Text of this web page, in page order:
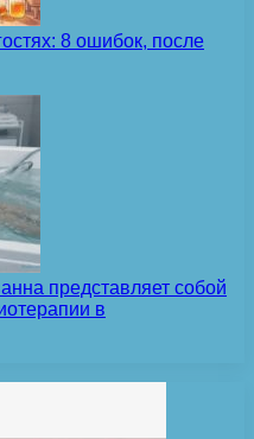
8 ошибок, после
представляет собой
в